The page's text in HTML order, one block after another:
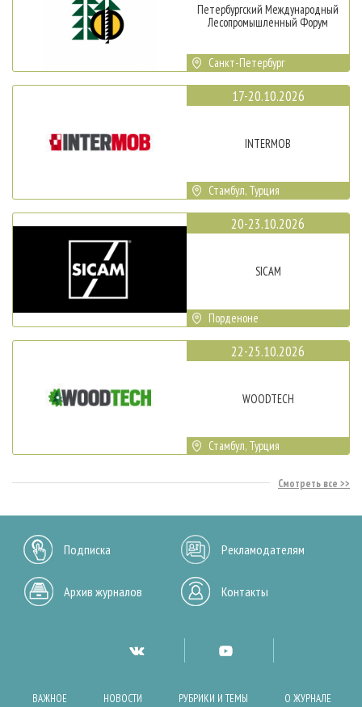
Петербургский Международный
Лесопромышленный Форум
Санкт-Петербург
17-20.10.2026
INTERMOB
Стамбул, Турция
20-23.10.2026
SICAM
Порденоне
22-25.10.2026
WOODTECH
Стамбул, Турция
Смотреть все
Подписка Рекламодателям
Архив журналов Контакты
ВАЖНОЕ НОВОСТИ РУБРИКИ И ТЕМЫ О ЖУРНАЛЕ